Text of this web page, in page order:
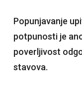
Popunjavanje
potpunosti je
poverljivost
stavova.